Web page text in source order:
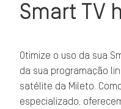
Smart TV
Otimize o uso da sua
da sua programação
satélite da Mileto.
especializado,